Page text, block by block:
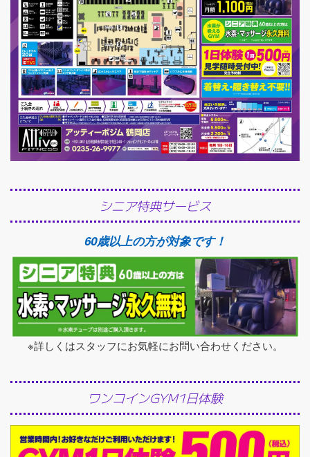
シニア特典サービス
60歳以上の方が対象です！
※詳しくはスタッフにお気軽にお問い合わせください。
ワンコインGYM1日体験